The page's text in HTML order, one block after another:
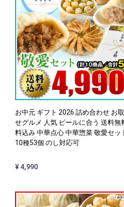
お中元 ギフト 2026 詰め合わせ お
せグルメ 人気 ビールに合う 送料無
料込み 中華点心 中華惣菜 敬愛セッ
10種53個 のし対応可
¥ 4,990